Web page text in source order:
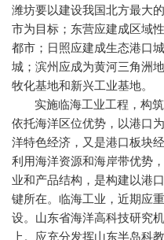
潍坊要以建设我国北方最大
市为目标；东营应建成区域
都市；日照应建成生态港口
城；滨州应成为黄河三角洲
牧化基地和新兴工业基地。
实施临海工业工程，构
依托海洋区位优势，以港口
洋特色经济，又是港口板块
利用海洋资源和海岸带优势
业和产品结构，是构建以港
键所在。临海工业，近期应
设。山东省海洋高科技研究
上。应充分发挥山东半岛科